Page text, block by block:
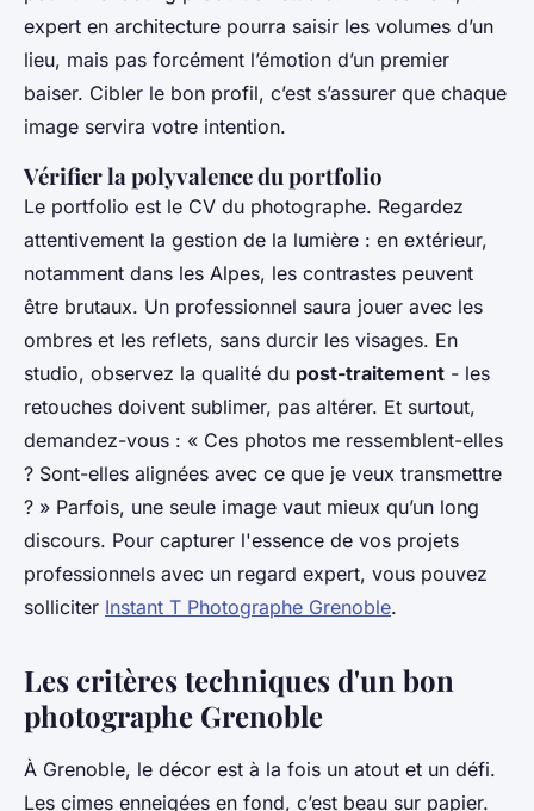
expert en architecture pourra saisir les volumes d’un
lieu, mais pas forcément l’émotion d’un premier
baiser. Cibler le bon profil, c’est s’assurer que chaque
image servira votre intention.
Vérifier la polyvalence du portfolio
Le portfolio est le CV du photographe. Regardez
attentivement la gestion de la lumière : en extérieur,
notamment dans les Alpes, les contrastes peuvent
être brutaux. Un professionnel saura jouer avec les
ombres et les reflets, sans durcir les visages. En
studio, observez la qualité du post-traitement - les
retouches doivent sublimer, pas altérer. Et surtout,
demandez-vous : « Ces photos me ressemblent-elles
? Sont-elles alignées avec ce que je veux transmettre
? » Parfois, une seule image vaut mieux qu’un long
discours. Pour capturer l'essence de vos projets
professionnels avec un regard expert, vous pouvez
solliciter Instant T Photographe Grenoble.
Les critères techniques d'un bon
photographe Grenoble
À Grenoble, le décor est à la fois un atout et un défi.
Les cimes enneigées en fond, c’est beau sur papier.